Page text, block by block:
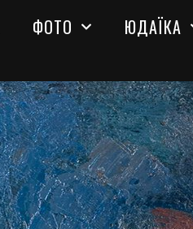
ФОТО ЮДАЇКА